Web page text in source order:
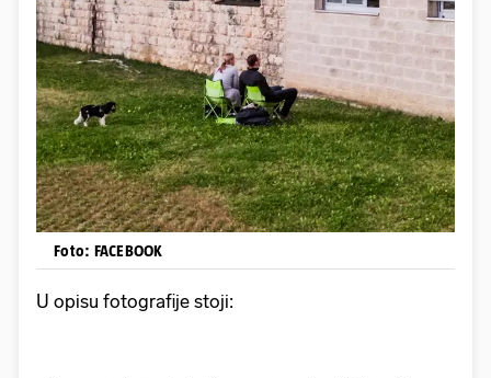
Foto: FACEBOOK
U opisu fotografije stoji: